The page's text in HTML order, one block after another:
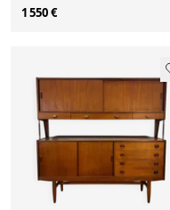
1 550 €